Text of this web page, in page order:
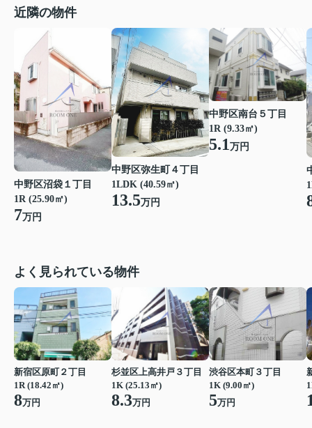
近隣の物件
中野区沼袋１丁目
1R (25.90㎡)
7万円
中野区弥生町４丁目
1LDK (40.59㎡)
13.5万円
中野区南台５丁目
1R (9.33㎡)
5.1万円
よく見られている物件
新宿区原町２丁目
1R (18.42㎡)
8万円
杉並区上高井戸３丁目
1K (25.13㎡)
8.3万円
渋谷区本町３丁目
1K (9.00㎡)
5万円